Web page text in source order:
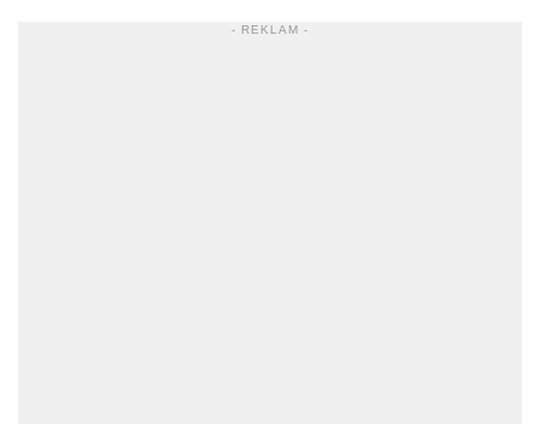
- REKLAM -